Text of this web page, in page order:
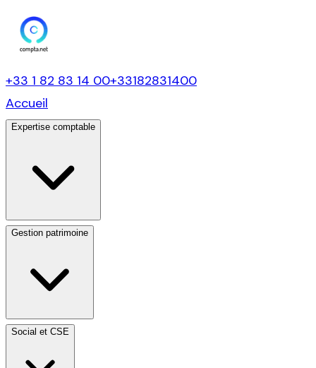
+33 1 82 83 14 00+33182831400
Accueil
Expertise comptable
Gestion patrimoine
Social et CSE